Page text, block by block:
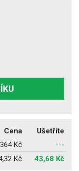
Cena
Ušetříte
364 Kč
---
Kč 43,68 Kč